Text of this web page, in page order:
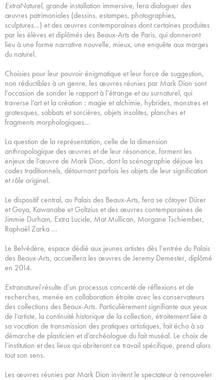
ExtraNaturel, grande installation immersive, fera dialoguer des
œuvres patrimoniales (dessins, estampes, photographies,
sculptures…) et des œuvres contemporaines dont certaines produites
par les élèves et diplômés des Beaux-Arts de Paris, qui donneront
lieu à une forme narrative nouvelle, mieux, une enquête aux marges
du naturel.
Choisies pour leur pouvoir énigmatique et leur force de suggestion,
non réductibles à un genre, les œuvres réunies par Mark Dion sont
l’occasion de sonder le rapport à l’étrange et au surnaturel, qui
traverse l’art et la création : magie et alchimie, hybrides, monstres et
grotesques, sabbats et sorcières, objets insolites, planches et
fragments morphologiques…
La question de la représentation, celle de la dimension
anthropologique des œuvres et de leur résonance, forment les
enjeux de l’œuvre de Mark Dion, dont la scénographie déjoue les
codes traditionnels, détournant parfois les objets de leur signification
et rôle originel.
Le dispositif central, au Palais des Beaux-Arts, fera se côtoyer Dürer
et Goya, Kawanabe et Goltzius et des œuvres contemporaines de
Jimmie Durham, Extra Lucide, Mat Mullican, Morgane Tschiember,
Raphaël Zarka …
Le Belvédère, espace dédié aux jeunes artistes dès l’entrée du Palais
des Beaux-Arts, accueillera les œuvres de Jeremy Demester, diplômé
en 2014.
Extranaturelrésulte d’un processus concerté de réflexions et de
recherches, menée en collaboration étroite avec les conservateurs
des collections des Beaux-Arts. Particulièrement signifiante aux yeux
de l’artiste, la continuité historique de la collection, étroitement liée à
sa vocation de transmission des pratiques artistiques, fait écho à sa
démarche de plasticien et d’archéologue du fait muséal. Le choix de
l’institution et des lieux qui abriteront ce travail spécifique, prend alors
tout son sens.
Les œuvres réunies par Mark Dion invitent le spectateur à renouveler